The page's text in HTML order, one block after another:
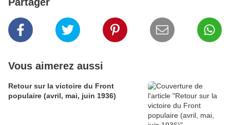
Vous aimerez aussi
Retour sur la victoire du Front
populaire (avril, mai, juin 1936)